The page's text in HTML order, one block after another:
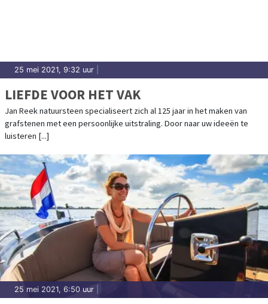
25 mei 2021, 9:32 uur
LIEFDE VOOR HET VAK
Jan Reek natuursteen specialiseert zich al 125 jaar in het maken van
grafstenen met een persoonlijke uitstraling. Door naar uw ideeën te
luisteren [...]
25 mei 2021, 6:50 uur